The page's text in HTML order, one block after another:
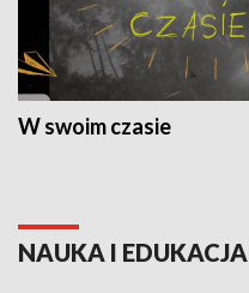
W swoim czasie
NAUKA I EDUKACJA